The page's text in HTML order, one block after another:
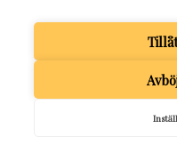
TELEFON018 - 13 93 80| E-